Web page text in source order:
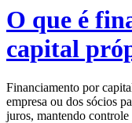
O que é
capital
Financiamento por
empresa ou dos sócios
juros, mantendo